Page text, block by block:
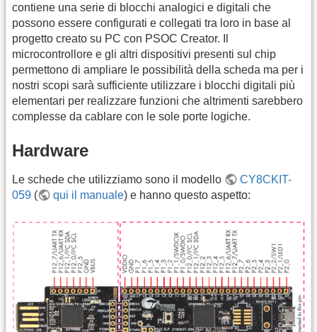
contiene una serie di blocchi analogici e digitali che
possono essere configurati e collegati tra loro in base al
progetto creato su PC con PSOC Creator. Il
microcontrollore e gli altri dispositivi presenti sul chip
permettono di ampliare le possibilità della scheda ma per i
nostri scopi sarà sufficiente utilizzare i blocchi digitali più
elementari per realizzare funzioni che altrimenti sarebbero
complesse da cablare con le sole porte logiche.
Hardware
Le schede che utilizziamo sono il modello
CY8CKIT-
059 ( qui il manuale) e hanno questo aspetto: